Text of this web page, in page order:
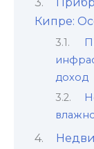
Кипре:
доход